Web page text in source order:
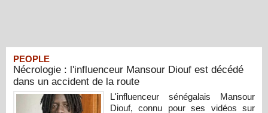
PEOPLE
Nécrologie : l'influenceur Mansour Diouf est décédé
dans un accident de la route
L'influenceur sénégalais Mansour
Diouf, connu pour ses vidéos sur